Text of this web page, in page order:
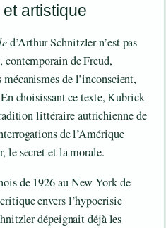
artistique
d’Arthur Schnitzler n’est pas
de Freud,
de l’inconscient,
choisissant ce texte, Kubrick
littéraire autrichienne de
de l’Amérique
le secret et la morale.
de 1926 au New York de
envers l’hypocrisie
dépeignait déjà les